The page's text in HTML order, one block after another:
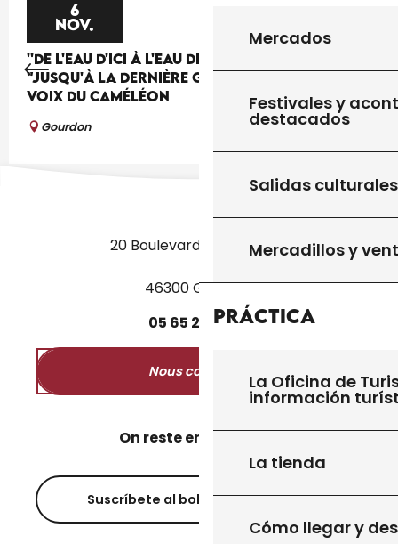
Mercados
Festivales y
destacados
Salidas culturales
Mercadillos y
Práctica
La Oficina de
información
La tienda
Cómo llegar y
6
NOV.
''DE L'EAU D'ICI À L'EAU DE LÀ'' : THÉÂTRE
"JUSQU'À LA DERNIÈRE GOUTTE" PAR LA CIE LES
VOIX DU CAMÉLÉON
Gourdon
20 Boulevard des Martyrs
46300 Gourdon
05 65 27 5250
Nous contacter
On reste en contact ?
Suscríbete al boletín informativo